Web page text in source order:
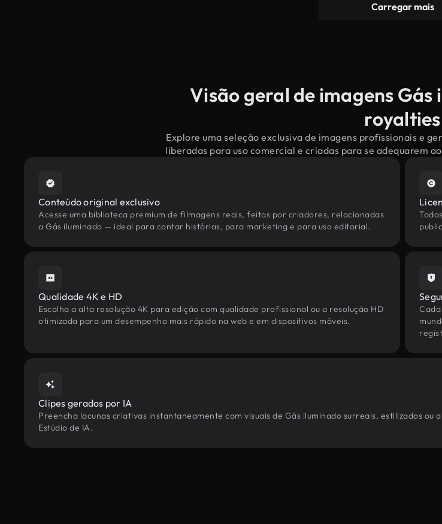
Carregar mais
Visão geral de imagens Gás
royalties
Explore uma seleção exclusiva de imagens profissionais e
liberadas para uso comercial e criadas para se adequarem
Conteúdo original exclusivo
Acesse uma biblioteca premium de filmagens reais, feitas por criadores, relacionadas
a Gás iluminado — ideal para contar histórias, para marketing e para uso editorial.
Qualidade 4K e HD
Escolha a alta resolução 4K para edição com qualidade profissional ou a resolução HD
otimizada para um desempenho mais rápido na web e em dispositivos móveis.
Clipes gerados por IA
Preencha lacunas criativas instantaneamente com visuais de Gás iluminado surreais, estilizados
Estúdio de IA.